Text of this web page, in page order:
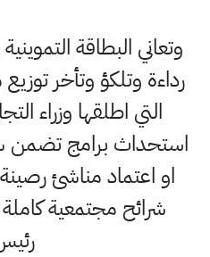
وتعاني البطاقة
رداءة وتلكؤ وتأخر
التي اطلقها وزراء
استحداث برامج تضمن
او اعتماد مناشئ
شرائح مجتمعية